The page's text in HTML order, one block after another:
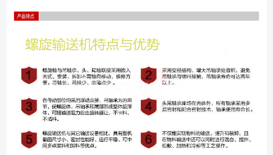
上。 2、浮动联轴器：将动力传递给螺旋机，它的两个半联轴器用铸钢
角钢及钢板焊接而成，焊接固定在机壳上，进料口的位置可依用户要求而
变更，进料口上端有螺孔，以便和其它加料装置相连。 4、头节：主要
有止推轴承，螺旋及壳体三部分，止推轴承由两个单列圆锥滚子轴承构
成。它承受物料移动时的轴向推力和驱动装置附加的悬臂载荷。 5、壳
体：包括机壳和机盖两部分，它是由钢板和角钢焊接而成，用心以承载物
料和防止物尘飞出。 6、吊轴承：它是具有特殊结构形式的滑动轴承，